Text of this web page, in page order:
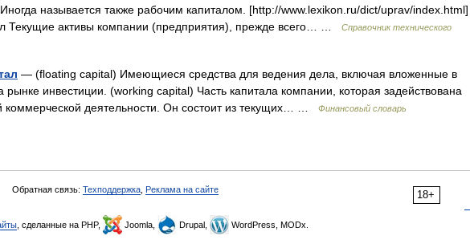
называется также рабочим капиталом. [http://www.lexikon.ru/dict/uprav/index.html]
Текущие активы компании (предприятия), прежде всего… …
Справочник технического
— (floating capital) Имеющиеся средства для ведения дела, включая вложенные в
инвестиции. (working capital) Часть капитала компании, которая задействована
коммерческой деятельности. Он состоит из текущих… …
Финансовый словарь
18+
Обратная связь: Техподдержка Реклама на сайте
, сделанные на PHP, Joomla, Drupal, WordPress, MODx.